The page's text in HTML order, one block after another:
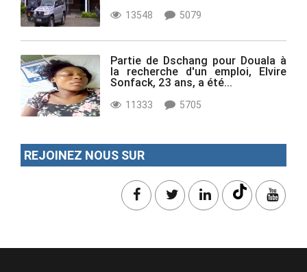
13548 5079
Partie de Dschang pour Douala à
la recherche d'un emploi, Elvire
Sonfack, 23 ans, a été...
11333 5705
REJOINEZ NOUS SUR